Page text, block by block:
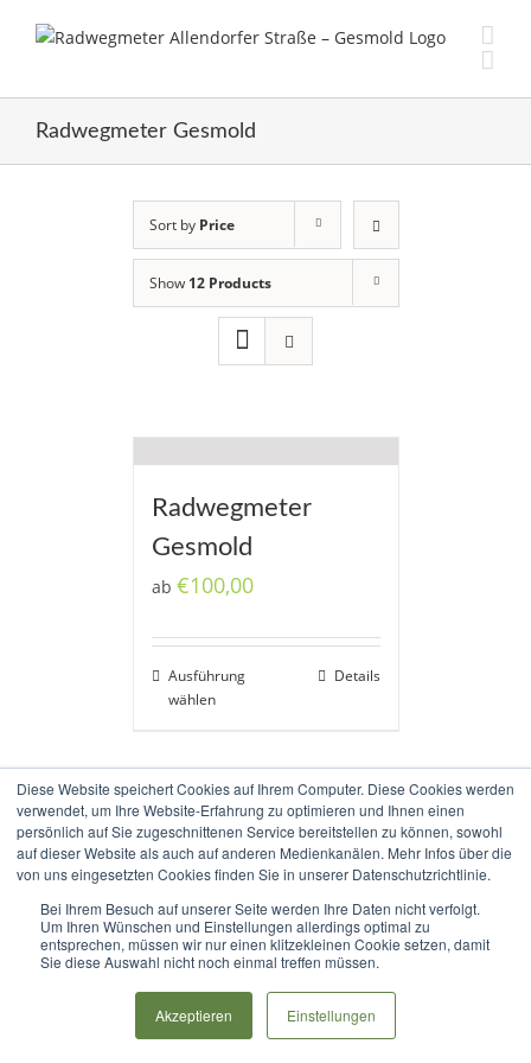
Diese Website speichert Cookies auf Ihrem Computer. Diese Cookies werden
verwendet, um Ihre Website-Erfahrung zu optimieren und Ihnen einen
persönlich auf Sie zugeschnittenen Service bereitstellen zu können, sowohl
auf dieser Website als auch auf anderen Medienkanälen. Mehr Infos über die
von uns eingesetzten Cookies finden Sie in unserer Datenschutzrichtlinie.
Bei Ihrem Besuch auf unserer Seite werden Ihre Daten nicht verfolgt.
Um Ihren Wünschen und Einstellungen allerdings optimal zu
entsprechen, müssen wir nur einen klitzekleinen Cookie setzen, damit
Sie diese Auswahl nicht noch einmal treffen müssen.
Akzeptieren Einstellungen
Radwegmeter Gesmold
Sort by Price
Show 12 Products
Radwegmeter
Gesmold
ab €100,00
Ausführung
wählen
Details
Copyright 2017-2020 Radweg Allendorfer Straße e.V. |Impressum
Datenschutz|Haftungsausschluss
Rss